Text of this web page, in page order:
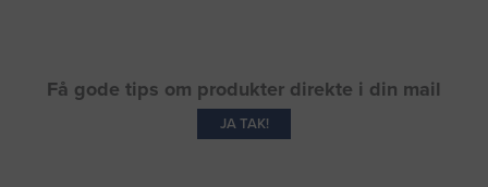
Få gode tips om produkter direkte i din mail
JA TAK!